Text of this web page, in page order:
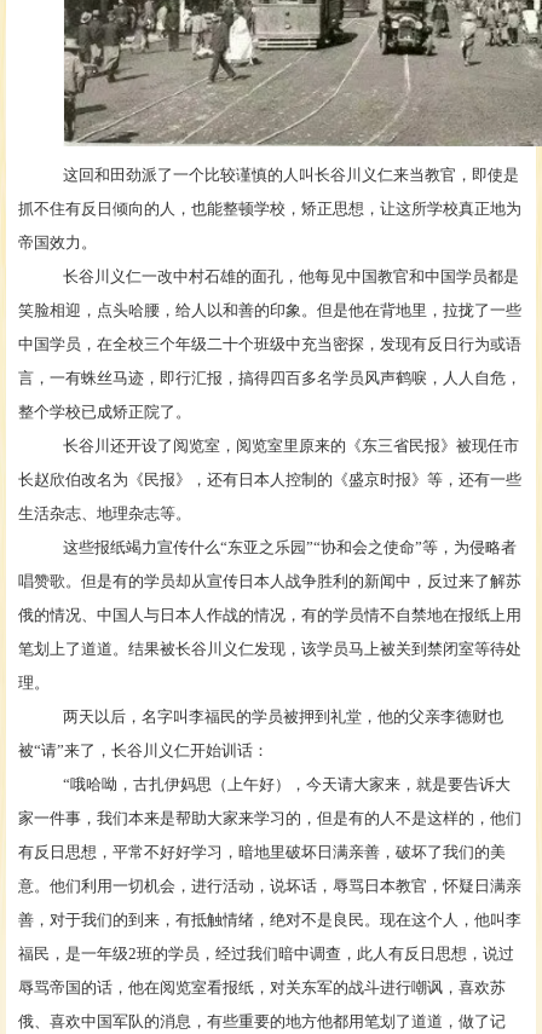
这回和田劲派了一个比较谨慎的人叫长谷川义仁来当教官，即使是
抓不住有反日倾向的人，也能整顿学校，矫正思想，让这所学校真正地为
帝国效力。
长谷川义仁一改中村石雄的面孔，他每见中国教官和中国学员都是
笑脸相迎，点头哈腰，给人以和善的印象。但是他在背地里，拉拢了一些
中国学员，在全校三个年级二十个班级中充当密探，发现有反日行为或语
言，一有蛛丝马迹，即行汇报，搞得四百多名学员风声鹤唳，人人自危，
整个学校已成矫正院了。
长谷川还开设了阅览室，阅览室里原来的《东三省民报》被现任市
长赵欣伯改名为《民报》，还有日本人控制的《盛京时报》等，还有一些
生活杂志、地理杂志等。
这些报纸竭力宣传什么“东亚之乐园”“协和会之使命”等，为侵略者
唱赞歌。但是有的学员却从宣传日本人战争胜利的新闻中，反过来了解苏
俄的情况、中国人与日本人作战的情况，有的学员情不自禁地在报纸上用
笔划上了道道。结果被长谷川义仁发现，该学员马上被关到禁闭室等待处
理。
两天以后，名字叫李福民的学员被押到礼堂，他的父亲李德财也
被“请”来了，长谷川义仁开始训话：
“哦哈呦，古扎伊妈思（上午好），今天请大家来，就是要告诉大
家一件事，我们本来是帮助大家来学习的，但是有的人不是这样的，他们
有反日思想，平常不好好学习，暗地里破坏日满亲善，破坏了我们的美
意。他们利用一切机会，进行活动，说坏话，辱骂日本教官，怀疑日满亲
善，对于我们的到来，有抵触情绪，绝对不是良民。现在这个人，他叫李
福民，是一年级2班的学员，经过我们暗中调查，此人有反日思想，说过
辱骂帝国的话，他在阅览室看报纸，对关东军的战斗进行嘲讽，喜欢苏
俄、喜欢中国军队的消息，有些重要的地方他都用笔划了道道，做了记